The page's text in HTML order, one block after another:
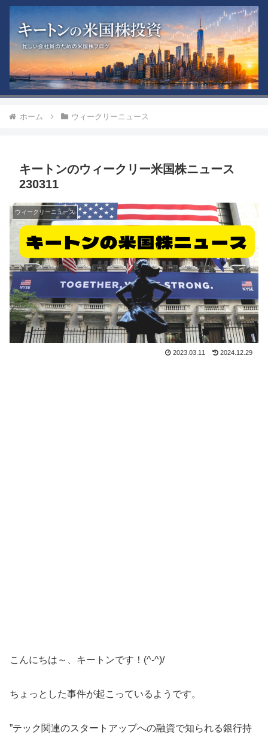
ホーム ウィークリーニュース
キートンのウィークリー米国株ニュース
230311
ウィークリーニュース
2023.03.11 2024.12.29
こんにちは～、キートンです！(^-^)/
ちょっとした事件が起こっているようです。
”テック関連のスタートアップへの融資で知られる銀行持